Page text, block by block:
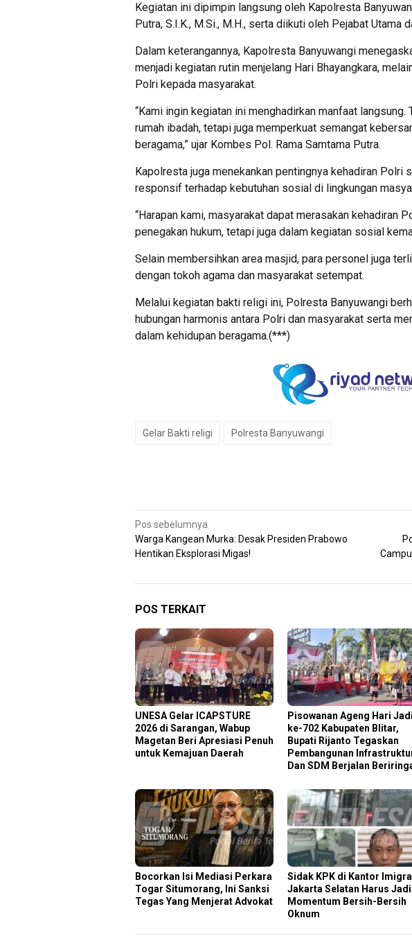
Kegiatan ini dipimpin langsung oleh Kapolresta
Putra, S.I.K., M.Si., M.H., serta diikuti oleh Pejabat Utama
Dalam keterangannya, Kapolresta Banyuwangi
menjadi kegiatan rutin menjelang Hari Bhayangkara,
Polri kepada masyarakat.
“Kami ingin kegiatan ini menghadirkan manfaat langsung.
rumah ibadah, tetapi juga memperkuat semangat
beragama,” ujar Kombes Pol. Rama Samtama Putra.
Kapolresta juga menekankan pentingnya kehadiran Polri
responsif terhadap kebutuhan sosial di lingkungan
“Harapan kami, masyarakat dapat merasakan kehadiran
penegakan hukum, tetapi juga dalam kegiatan sosial
Selain membersihkan area masjid, para personel juga
dengan tokoh agama dan masyarakat setempat.
Melalui kegiatan bakti religi ini, Polresta Banyuwangi
hubungan harmonis antara Polri dan masyarakat serta
dalam kehidupan beragama.(***)
Gelar Bakti religi Polresta Banyuwangi
Navigasi
pos
Pos sebelumnya
Warga Kangean Murka: Desak Presiden Prabowo
Hentikan Eksplorasi Migas!
POS TERKAIT
‎UNESA Gelar ICAPSTURE
2026 di Sarangan, Wabup
Magetan Beri Apresiasi Penuh
untuk Kemajuan Daerah
Pisowanan Ageng Hari Jadi
ke-702 Kabupaten Blitar,
Bupati Rijanto Tegaskan
Pembangunan
Dan SDM Berjalan
Bocorkan Isi Mediasi Perkara
Togar Situmorang, Ini Sanksi
Tegas Yang Menjerat Advokat
Sidak KPK di Kantor
Jakarta Selatan Harus Jadi
Momentum Bersih-Bersih
Oknum